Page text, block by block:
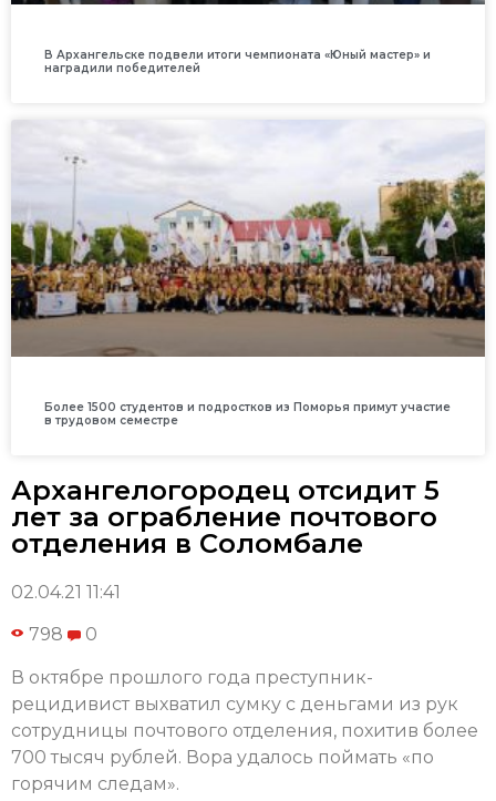
В Архангельске подвели итоги чемпионата «Юный мастер» и
наградили победителей
Более 1500 студентов и подростков из Поморья примут участие
в трудовом семестре
Архангелогородец отсидит 5
лет за ограбление почтового
отделения в Соломбале
02.04.21 11:41
798 0
В октябре прошлого года преступник-
рецидивист выхватил сумку с деньгами из рук
сотрудницы почтового отделения, похитив более
700 тысяч рублей. Вора удалось поймать «по
горячим следам».